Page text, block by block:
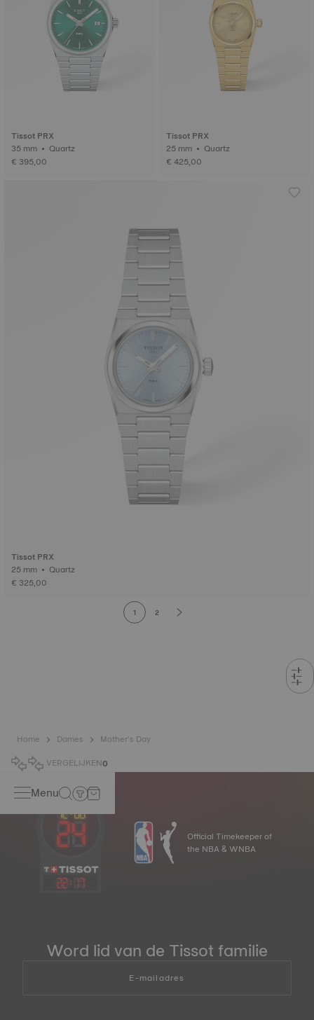
Tissot PRX
35 mm • Quartz
€ 395,00
Tissot PRX
25 mm • Quartz
€ 425,00
Tissot PRX
25 mm • Quartz
€ 325,00
1 2
Home Dames
Mother’s Day
VERGELIJKEN0
Menu
22: 17
Official Timekeeper of
the NBA & WNBA
Word lid van de Tissot familie
E-mailadres